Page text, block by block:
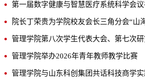
第一届数字健康与智慧医疗系统科学会
院长丁荣贵为学院校友会长三角分会“山
管理学院第八次学生代表大会、第七次
管理学院举办2026年青年教师教学比赛
管理学院与山东科创集团共话科技商学